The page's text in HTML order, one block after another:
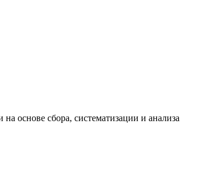
основе сбора, систематизации и анализа